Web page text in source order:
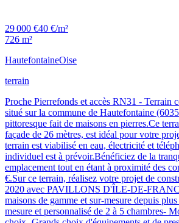
29 000 €40 €/m²
726 m²
HautefontaineOise
terrain
Proche Pierrefonds et accès RN31 - Terrain
situé sur la commune de Hautefontaine
pittoresque fait de maisons en pierres.Ce
façade de 26 mètres, est idéal pour votre
terrain est viabilisé en eau, électricité et
individuel est à prévoir.Bénéficiez de la
emplacement tout en étant à proximité des
€.Sur ce terrain, réalisez votre projet de
2020 avec PAVILLONS D'ÎLE-DE-
maisons de gamme et sur-mesure depuis
mesure et personnalisé de 2 à 5 chambres-